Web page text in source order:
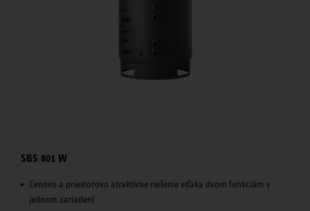
SBS 801 W
Cenovo a priestorovo atraktívne riešenie vďaka dvom funkciám v
jednom zariadení